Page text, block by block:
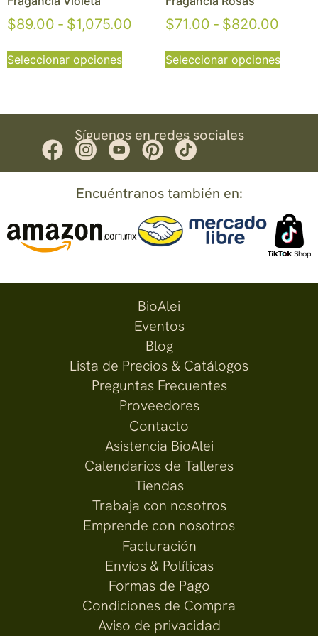
$89.00 - $1,075.00
Seleccionar opciones
$71.00 - $820.00
Seleccionar opciones
Síguenos en redes sociales
Encuéntranos también en:
BioAlei
Eventos
Blog
Lista de Precios & Catálogos
Preguntas Frecuentes
Proveedores
Contacto
Asistencia BioAlei
Calendarios de Talleres
Tiendas
Trabaja con nosotros
Emprende con nosotros
Facturación
Envíos & Políticas
Formas de Pago
Condiciones de Compra
Aviso de privacidad